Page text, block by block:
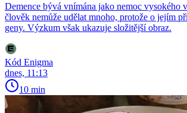
Demence bývá vnímána jako nemoc vysokého
člověk nemůže udělat mnoho, protože o jejím
geny. Výzkum však ukazuje složitější obraz.
Kód Enigma
dnes, 11:13
10 min